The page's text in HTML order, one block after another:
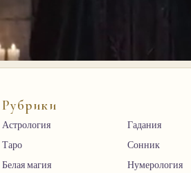
Рубрики
Астрология
Гадания
Таро
Сонник
Белая магия
Нумерология